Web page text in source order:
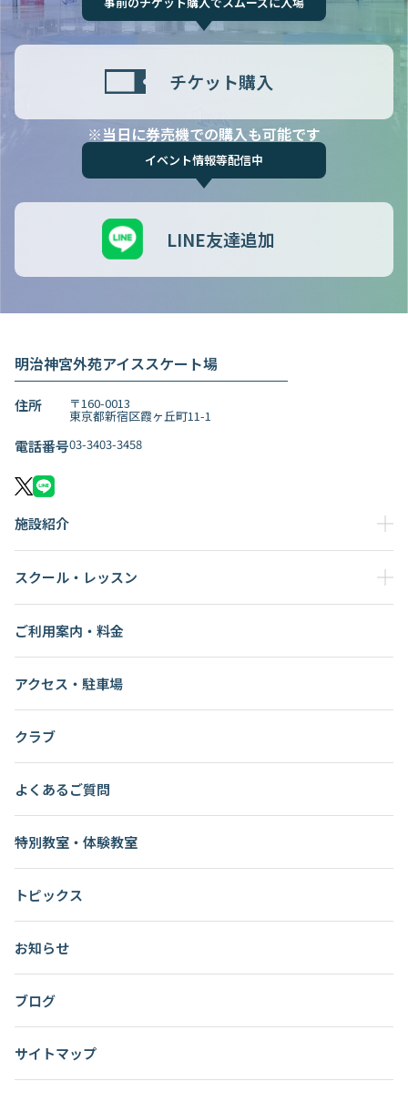
チケット購入
※当日に券売機での購入も可能です
イベント情報等配信中
LINE友達追加
明治神宮外苑アイススケート場
住所 〒160-0013
東京都新宿区霞ヶ丘町11-1
電話番号03-3403-3458
施設紹介
スクール・レッスン
ご利用案内・料金
アクセス・駐車場
クラブ
よくあるご質問
特別教室・体験教室
トピックス
お知らせ
ブログ
サイトマップ